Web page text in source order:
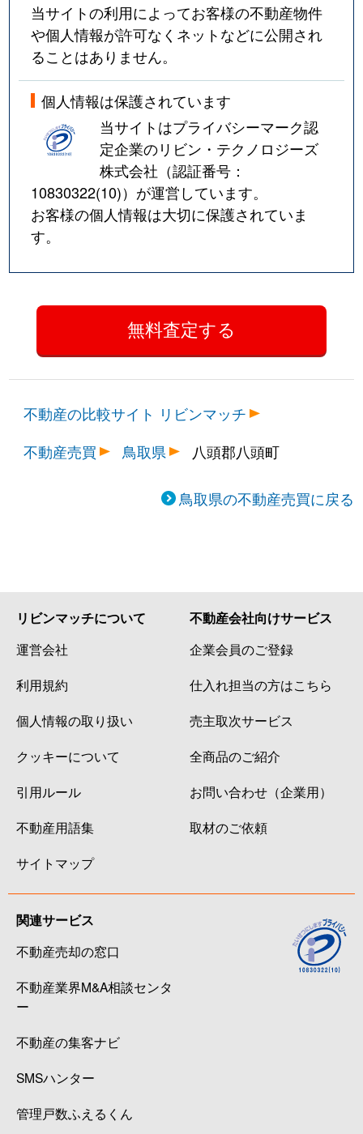
当サイトの利用によってお客様の不動産物件
や個人情報が許可なくネットなどに公開され
ることはありません。
個人情報は保護されています
当サイトはプライバシーマーク認
定企業のリビン・テクノロジーズ
株式会社（認証番号：
10830322(10)）が運営しています。
お客様の個人情報は大切に保護されていま
す。
不動産の比較サイト リビンマッチ
不動産売買
鳥取県 八頭郡八頭町
鳥取県の不動産売買に戻る
リビンマッチについて
運営会社
利用規約
個人情報の取り扱い
クッキーについて
引用ルール
不動産用語集
サイトマップ
不動産会社向けサービス
企業会員のご登録
仕入れ担当の方はこちら
売主取次サービス
全商品のご紹介
お問い合わせ（企業用）
取材のご依頼
関連サービス
不動産売却の窓口
不動産業界M&A相談センタ
ー
不動産の集客ナビ
SMSハンター
管理戸数ふえるくん